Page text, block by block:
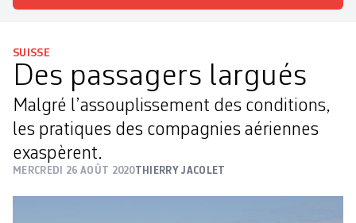
SUISSE
Des passagers largués
Malgré l’assouplissement des conditions,
les pratiques des compagnies aériennes
exaspèrent.
MERCREDI 26 AOÛT 2020THIERRY JACOLET